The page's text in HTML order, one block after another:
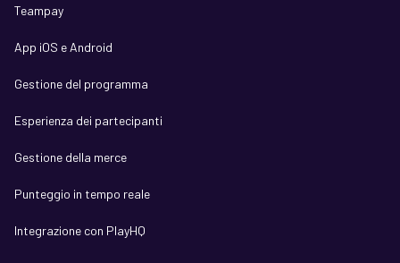
Teampay
App iOS e Android
Gestione del programma
Esperienza dei partecipanti
Gestione della merce
Punteggio in tempo reale
Integrazione con PlayHQ